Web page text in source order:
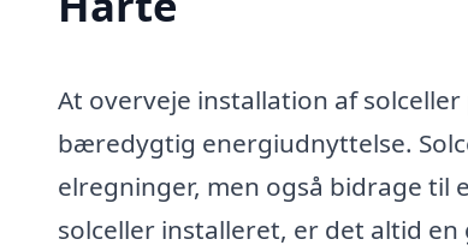
At overveje installation af
bæredygtig energiudnyttelse.
elregninger, men også bidrage
solceller installeret, er det altid